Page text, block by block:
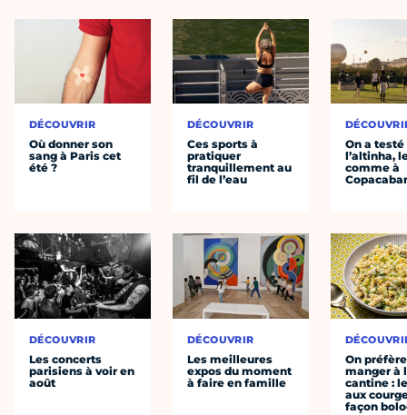
DÉCOUVRIR
Où donner son
sang à Paris cet
été ?
DÉCOUVRIR
Les concerts
parisiens à voir en
août
DÉCOUVRIR
Ces sports à
pratiquer
tranquillement au
fil de l’eau
DÉCOUVRIR
Les meilleures
expos du moment
à faire en famille
On a testé
l’altinha,
comme à
On préfère
manger à
cantine :
aux
façon